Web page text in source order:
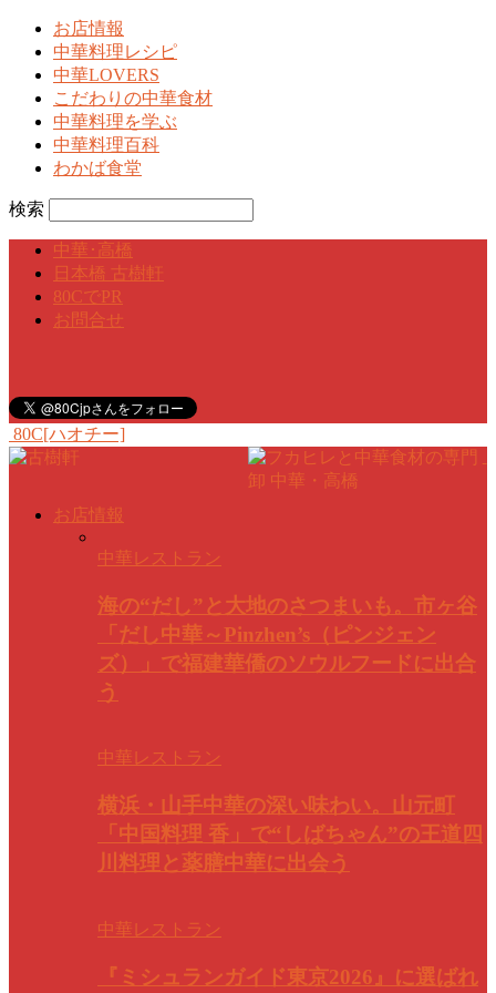
お店情報
中華料理レシピ
中華LOVERS
こだわりの中華食材
中華料理を学ぶ
中華料理百科
わかば食堂
検索
中華･高橋
日本橋 古樹軒
80CでPR
お問合せ
80C[ハオチー]
お店情報
中華レストラン
海の“だし”と大地のさつまいも。市ヶ谷
「だし中華～Pinzhen’s（ピンジェン
ズ）」で福建華僑のソウルフードに出合
う
中華レストラン
横浜・山手中華の深い味わい。山元町
「中国料理 香」で“しばちゃん”の王道四
川料理と薬膳中華に出会う
中華レストラン
『ミシュランガイド東京2026』に選ばれ